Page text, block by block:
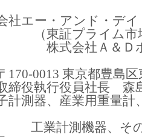
社エー・アンド・デ
ライム市場
＆Ｄホロン
170-0013 東京都豊島区
締役執行役員社長 森
計測器、産業用重量
器、その他電